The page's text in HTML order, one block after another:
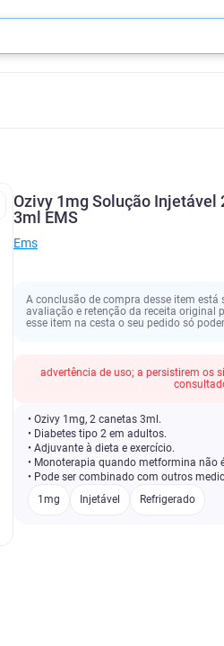
Ozivy 1mg Solução Injetável
3ml EMS
Ems
A conclusão de compra desse item está
avaliação e retenção da receita original
esse item na cesta o seu pedido só
advertência de uso; a persistirem os
• Ozivy 1mg, 2 canetas 3ml.
• Diabetes tipo 2 em adultos.
• Adjuvante à dieta e exercício.
• Monoterapia quando metformina não
• Pode ser combinado com outros
1mg
Injetável Refrigerado